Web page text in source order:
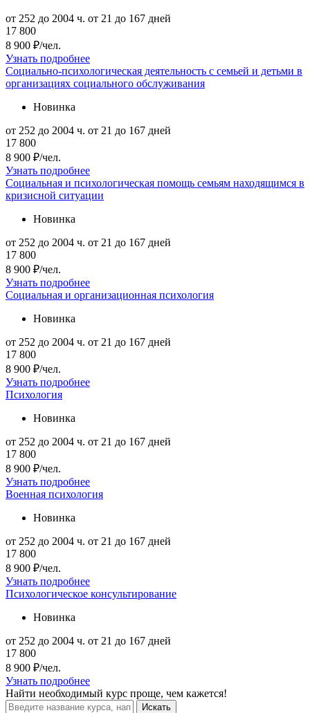
от 252 до 2004 ч. от 21 до 167 дней
17 800
8 900 ₽/чел.
Узнать подробнее
Социально-психологическая деятельность с семьей и детьми в
организациях социального обслуживания
Новинка
от 252 до 2004 ч. от 21 до 167 дней
17 800
8 900 ₽/чел.
Узнать подробнее
Социальная и психологическая помощь семьям находящимся в
кризисной ситуации
Новинка
от 252 до 2004 ч. от 21 до 167 дней
17 800
8 900 ₽/чел.
Узнать подробнее
Социальная и организационная психология
Новинка
от 252 до 2004 ч. от 21 до 167 дней
17 800
8 900 ₽/чел.
Узнать подробнее
Психология
Новинка
от 252 до 2004 ч. от 21 до 167 дней
17 800
8 900 ₽/чел.
Узнать подробнее
Военная психология
Новинка
от 252 до 2004 ч. от 21 до 167 дней
17 800
8 900 ₽/чел.
Узнать подробнее
Психологическое консультирование
Новинка
от 252 до 2004 ч. от 21 до 167 дней
17 800
8 900 ₽/чел.
Узнать подробнее
Найти необходимый курс проще, чем кажется!
Искать